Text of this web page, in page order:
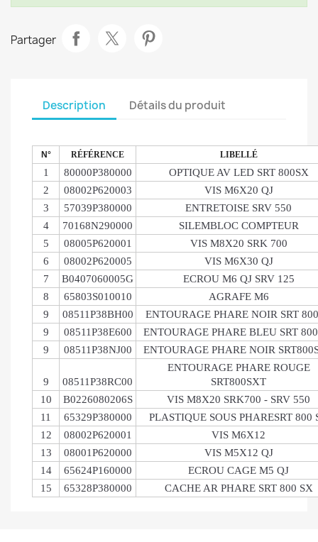
Partager
Description Détails du produit
N° RÉFÉRENCE LIBELLÉ
1 80000P380000
OPTIQUE AV LED SRT 800SX
2
08002P620003
VIS M6X20 QJ
3
57039P380000
ENTRETOISE SRV 550
4
70168N290000
SILEMBLOC COMPTEUR
5
08005P620001
VIS M8X20 SRK 700
6
08002P620005
VIS M6X30 QJ
7
B0407060005G
ECROU M6 QJ SRV 125
8
65803S010010
AGRAFE M6
9
08511P38BH00
ENTOURAGE PHARE NOIR SRT
9
08511P38E600
ENTOURAGE PHARE BLEU SRT
9
08511P38NJ00 ENTOURAGE PHARE NOIR
9 08511P38RC00
ENTOURAGE PHARE ROUGE
SRT800SXT
10
B0226080206S
VIS M8X20 SRK700 - SRV 550
11
65329P380000
PLASTIQUE SOUS PHARESRT 800
12
08002P620001
VIS M6X12
13
08001P620000
VIS M5X12 QJ
14
65624P160000
ECROU CAGE M5 QJ
15
65328P380000 CACHE AR PHARE SRT 800 SX